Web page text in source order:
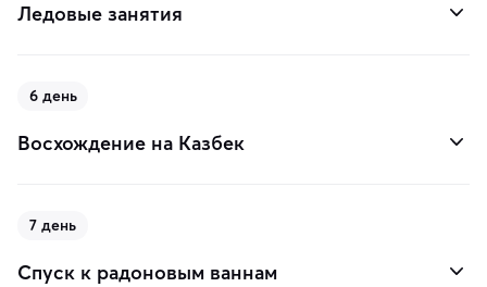
Ледовые занятия
6 день
Восхождение на Казбек
7 день
Спуск к радоновым ваннам